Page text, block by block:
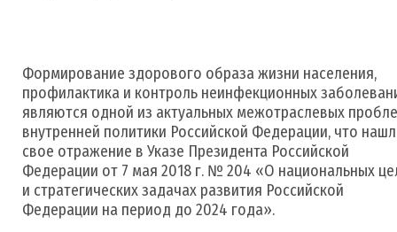
Формирование здорового образа жизни населения,
профилактика и контроль неинфекционных
являются одной из актуальных межотраслевых
внутренней политики Российской Федерации, что
свое отражение в Указе Президента Российской
Федерации от 7 мая 2018 г. № 204 «О национальных
и стратегических задачах развития Российской
Федерации на период до 2024 года».